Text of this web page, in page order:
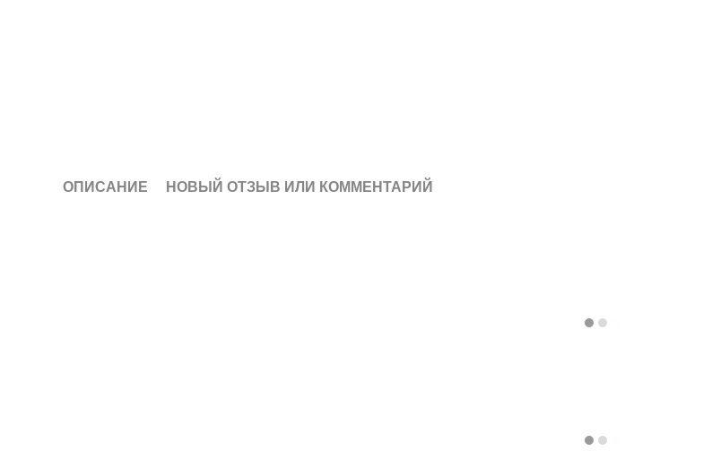
ОПИСАНИЕ НОВЫЙ ОТЗЫВ ИЛИ КОММЕНТАРИЙ